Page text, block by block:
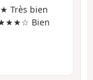
Très bien
Bien